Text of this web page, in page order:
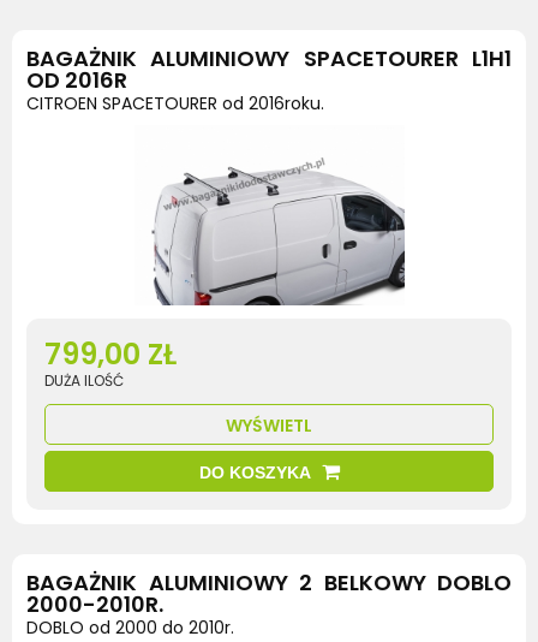
BAGAŻNIK ALUMINIOWY SPACETOURER L1H1
OD 2016R
CITROEN SPACETOURER od 2016roku.
799,00 ZŁ
DUŻA ILOŚĆ
WYŚWIETL
DO KOSZYKA
BAGAŻNIK ALUMINIOWY 2 BELKOWY DOBLO
2000-2010R.
DOBLO od 2000 do 2010r.